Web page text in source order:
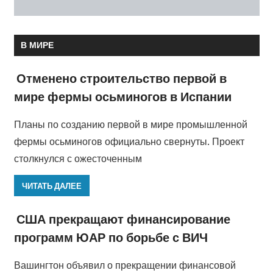
В МИРЕ
Отменено строительство первой в
мире фермы осьминогов в Испании
Планы по созданию первой в мире промышленной
фермы осьминогов официально свернуты. Проект
столкнулся с ожесточенным
ЧИТАТЬ ДАЛЕЕ
США прекращают финансирование
программ ЮАР по борьбе с ВИЧ
Вашингтон объявил о прекращении финансовой